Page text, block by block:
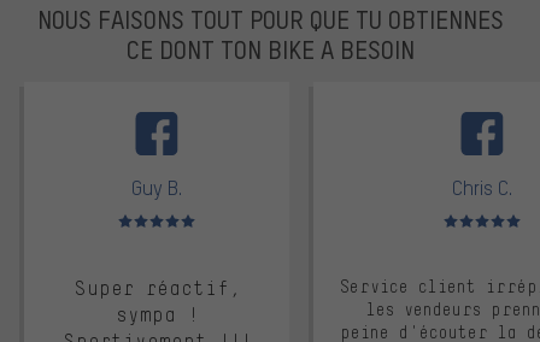
NOUS FAISONS TOUT POUR QUE TU OBTIENNES
CE DONT TON BIKE A BESOIN
Guy B.
Note moyenne : 5 sur 5
Super réactif,
sympa !
Chris C.
Note moyenne :
Service client
les vendeurs
peine d'écouter la